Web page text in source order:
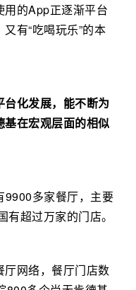
的App正逐渐平台
有“吃喝玩乐”的本
化发展，能不断为
在宏观层面的相似
多家餐厅，主要
超过万家的门店。
网络，餐厅门店数